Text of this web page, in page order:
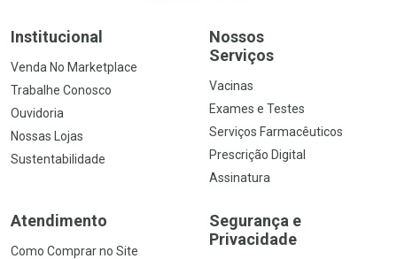
Institucional
Venda No Marketplace
Trabalhe Conosco
Ouvidoria
Nossas Lojas
Sustentabilidade
Nossos
Serviços
Vacinas
Exames e Testes
Serviços Farmacêuticos
Prescrição Digital
Assinatura
Atendimento
Como Comprar no Site
Segurança e
Privacidade